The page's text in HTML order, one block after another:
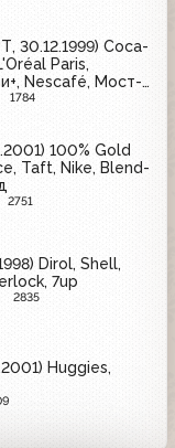
30.12.1999) Coca-
Paris,
Nescafé, Мост-
1784
100% Gold
Taft, Nike, Blend-
2751
Dirol, Shell,
7up
2835
Huggies,